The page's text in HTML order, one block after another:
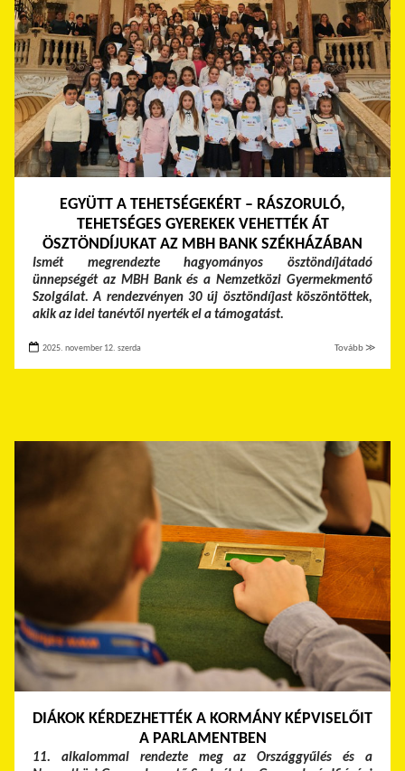
EGYÜTT A TEHETSÉGEKÉRT – RÁSZORULÓ,
TEHETSÉGES GYEREKEK VEHETTÉK ÁT
ÖSZTÖNDÍJUKAT AZ MBH BANK SZÉKHÁZÁBAN
Ismét megrendezte hagyományos ösztöndíjátadó
ünnepségét az MBH Bank és a Nemzetközi Gyermekmentő
Szolgálat. A rendezvényen 30 új ösztöndíjast köszöntöttek,
akik az idei tanévtől nyerték el a támogatást.
2025. november 12. szerda Tovább ≫
DIÁKOK KÉRDEZHETTÉK A KORMÁNY KÉPVISELŐIT
A PARLAMENTBEN
11. alkalommal rendezte meg az Országgyűlés és a